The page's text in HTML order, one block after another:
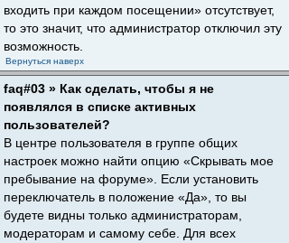
входить при каждом посещении» отсутствует,
то это значит, что администратор отключил эту
возможность.
Вернуться наверх
faq#03 » Как сделать, чтобы я не
появлялся в списке активных
пользователей?
В центре пользователя в группе общих
настроек можно найти опцию «Скрывать мое
пребывание на форуме». Если установить
переключатель в положение «Да», то вы
будете видны только администраторам,
модераторам и самому себе. Для всех